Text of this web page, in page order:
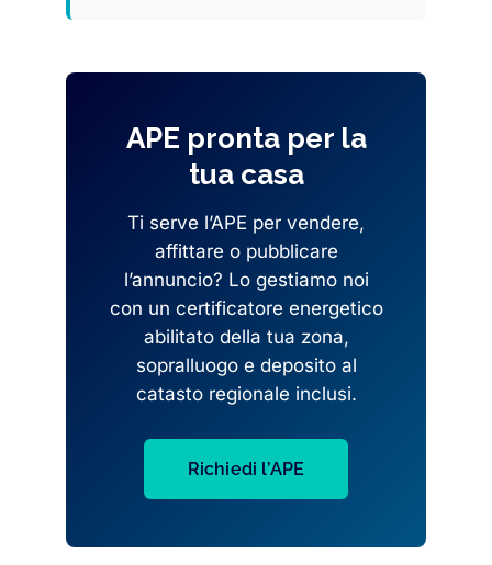
APE pronta per la
tua casa
Ti serve l’APE per vendere,
affittare o pubblicare
l’annuncio? Lo gestiamo noi
con un certificatore energetico
abilitato della tua zona,
sopralluogo e deposito al
catasto regionale inclusi.
Richiedi l’APE